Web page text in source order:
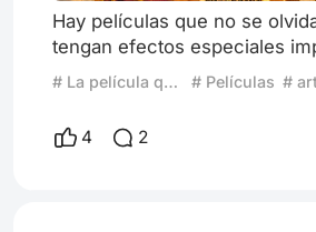
Hay películas que no se
tengan efectos especiales
ni porque sean un éxito de
porque llegan en el instante
atraviesan de una manera que
esperabas. Siete almas fue
# La película que ví en el momento adecuado # Películas
4 2